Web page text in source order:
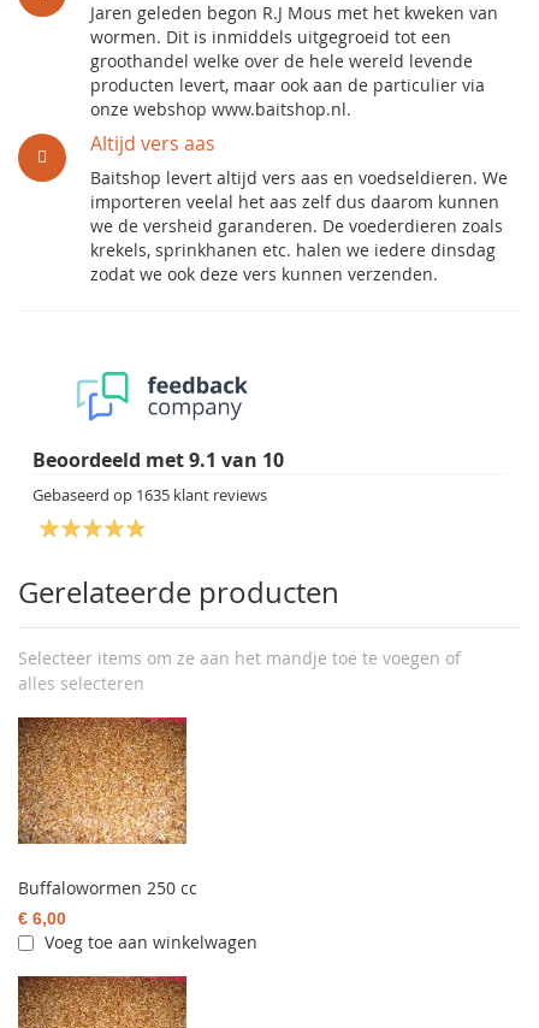
Jaren geleden begon R.J Mous met het kweken van
wormen. Dit is inmiddels uitgegroeid tot een
groothandel welke over de hele wereld levende
producten levert, maar ook aan de particulier via
onze webshop www.baitshop.nl.
Altijd vers aas
Baitshop levert altijd vers aas en voedseldieren. We
importeren veelal het aas zelf dus daarom kunnen
we de versheid garanderen. De voederdieren zoals
krekels, sprinkhanen etc. halen we iedere dinsdag
zodat we ook deze vers kunnen verzenden.
Beoordeeld met9.1 van 10
Gebaseerd op 1635 klant reviews
Gerelateerde producten
Selecteer items om ze aan het mandje toe te voegen of
alles selecteren
Buffalowormen 250 cc
€ 6,00
Voeg toe aan winkelwagen